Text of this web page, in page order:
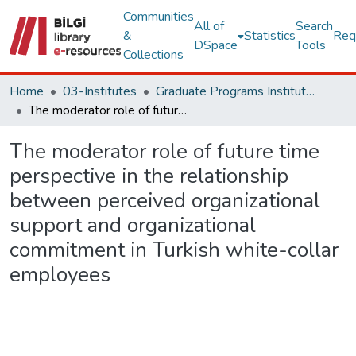
Communities
&
Collections
All of
DSpace
Statistics
Search
Tools
Home 03-Institutes
Graduate Programs Institute Thesis Collection
The moderator role of future time perspective in the relationship between perceived organizational support and organizational commitment in Turkish white-collar employees
The moderator role of future time
perspective in the relationship
between perceived organizational
support and organizational
commitment in Turkish white-collar
employees